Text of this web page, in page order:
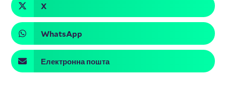
X
WhatsApp
Електронна пошта